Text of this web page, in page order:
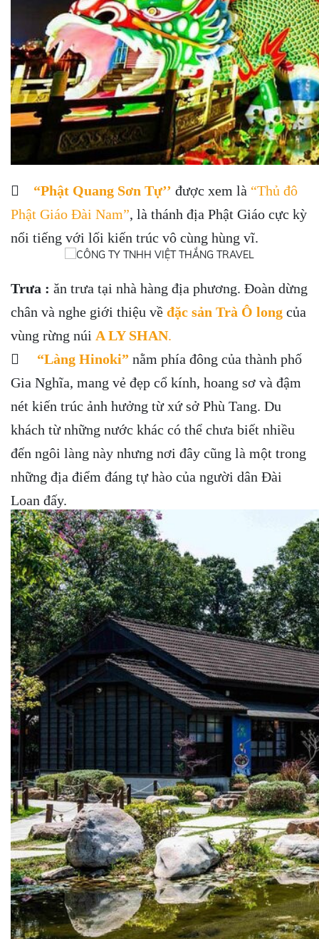
 “Phật Quang Sơn Tự’’ được xem là “Thủ đô
Phật Giáo Đài Nam”, là thánh địa Phật Giáo cực kỳ
nổi tiếng với lối kiến trúc vô cùng hùng vĩ.
Trưa : ăn trưa tại nhà hàng địa phương. Đoàn dừng
chân và nghe giới thiệu về đặc sản Trà Ô long của
vùng rừng núi A LY SHAN.

“Làng Hinoki” nằm phía đông của thành phố
Gia Nghĩa, mang vẻ đẹp cổ kính, hoang sơ và đậm
nét kiến trúc ảnh hưởng từ xứ sở Phù Tang. Du
khách từ những nước khác có thể chưa biết nhiều
đến ngôi làng này nhưng nơi đây cũng là một trong
những địa điểm đáng tự hào của người dân Đài
Loan đấy.